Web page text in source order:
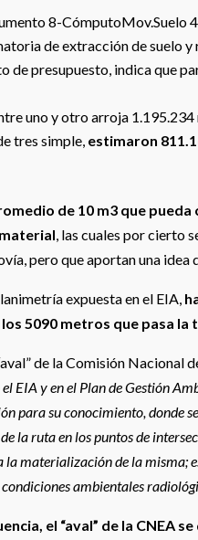
8-CómputoMov.Suelo
de extracción de suelo
de presupuesto, indica que
uno y otro arroja
tres simple, estimaron
de 10 m3 que
, las cuales por cierto
pero que aportan una idea
expuesta en el EIA,
5090 metros que pasa la
de la Comisión Nacional
EIA y en el Plan de Gestión
para su conocimiento, donde
la ruta en los puntos de
la materialización de la misma;
ambientales
el “aval” de la CNEA